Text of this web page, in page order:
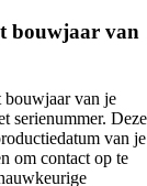
bouwjaar van
bouwjaar van je
serienummer. Deze
van je
om contact op te